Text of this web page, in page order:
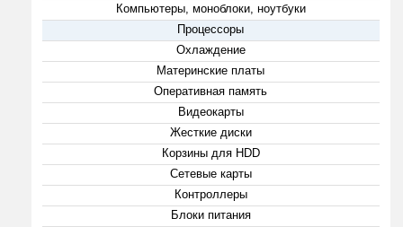
Компьютеры, моноблоки, ноутбуки
Процессоры
Охлаждение
Материнские платы
Оперативная память
Видеокарты
Жесткие диски
Корзины для HDD
Сетевые карты
Контроллеры
Блоки питания